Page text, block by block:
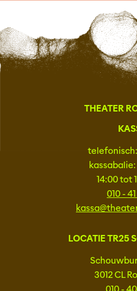
THEATER
14:00 tot
010 - 41
LOCATIE TR25
3012 CL